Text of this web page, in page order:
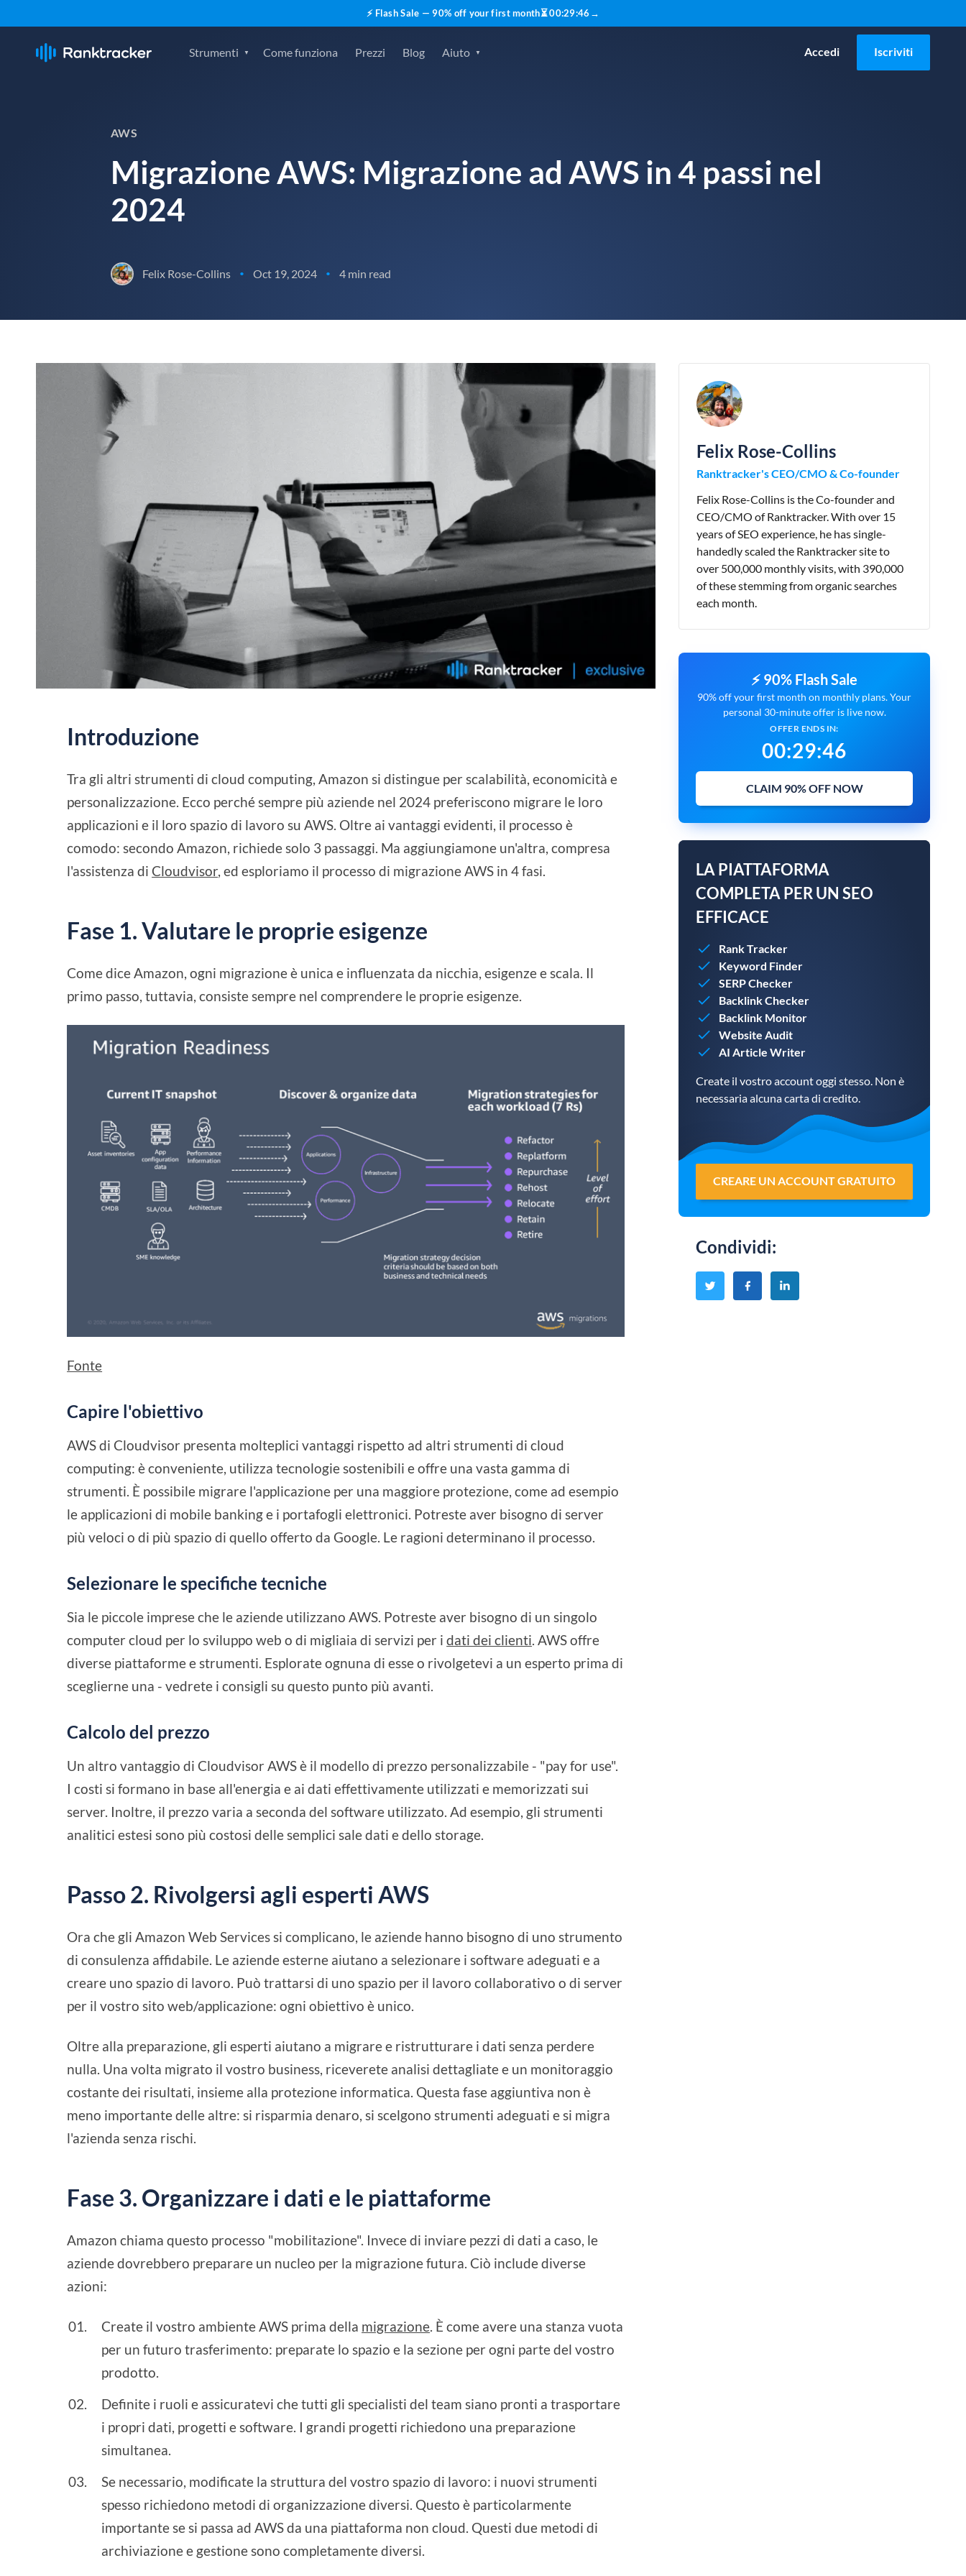
⚡ Flash Sale — 90% off your first month⏳00:29:45 →
Strumenti Come funziona Prezzi Blog Aiuto Accedi Iscriviti
AWS
Migrazione AWS: Migrazione ad AWS in 4 passi nel
2024
Felix Rose-Collins • Oct 19, 2024 • 4 min read
Introduzione
Tra gli altri strumenti di cloud computing, Amazon si distingue per scalabilità, economicità e
personalizzazione. Ecco perché sempre più aziende nel 2024 preferiscono migrare le loro
applicazioni e il loro spazio di lavoro su AWS. Oltre ai vantaggi evidenti, il processo è
comodo: secondo Amazon, richiede solo 3 passaggi. Ma aggiungiamone un'altra, compresa
l'assistenza di Cloudvisor , ed esploriamo il processo di migrazione AWS in 4 fasi.
Fase 1. Valutare le proprie esigenze
Come dice Amazon, ogni migrazione è unica e influenzata da nicchia, esigenze e scala. Il
primo passo, tuttavia, consiste sempre nel comprendere le proprie esigenze.
Fonte
Capire l'obiettivo
AWS di Cloudvisor presenta molteplici vantaggi rispetto ad altri strumenti di cloud
computing: è conveniente, utilizza tecnologie sostenibili e offre una vasta gamma di
strumenti. È possibile migrare l'applicazione per una maggiore protezione, come ad esempio
le applicazioni di mobile banking e i portafogli elettronici. Potreste aver bisogno di server
più veloci o di più spazio di quello offerto da Google. Le ragioni determinano il processo.
Selezionare le specifiche tecniche
Sia le piccole imprese che le aziende utilizzano AWS. Potreste aver bisogno di un singolo
computer cloud per lo sviluppo web o di migliaia di servizi per idati dei clienti. AWS offre
diverse piattaforme e strumenti. Esplorate ognuna di esse o rivolgetevi a un esperto prima di
sceglierne una - vedrete i consigli su questo punto più avanti.
Calcolo del prezzo
Un altro vantaggio di Cloudvisor AWS è il modello di prezzo personalizzabile - "pay for use".
I costi si formano in base all'energia e ai dati effettivamente utilizzati e memorizzati sui
server. Inoltre, il prezzo varia a seconda del software utilizzato. Ad esempio, gli strumenti
analitici estesi sono più costosi delle semplici sale dati e dello storage.
Passo 2. Rivolgersi agli esperti AWS
Ora che gli Amazon Web Services si complicano, le aziende hanno bisogno di uno strumento
di consulenza affidabile. Le aziende esterne aiutano a selezionare i software adeguati e a
creare uno spazio di lavoro. Può trattarsi di uno spazio per il lavoro collaborativo o di server
per il vostro sito web/applicazione: ogni obiettivo è unico.
Oltre alla preparazione, gli esperti aiutano a migrare e ristrutturare i dati senza perdere
nulla. Una volta migrato il vostro business, riceverete analisi dettagliate e un monitoraggio
costante dei risultati, insieme alla protezione informatica. Questa fase aggiuntiva non è
meno importante delle altre: si risparmia denaro, si scelgono strumenti adeguati e si migra
l'azienda senza rischi.
Fase 3. Organizzare i dati e le piattaforme
Amazon chiama questo processo "mobilitazione". Invece di inviare pezzi di dati a caso, le
aziende dovrebbero preparare un nucleo per la migrazione futura. Ciò include diverse
azioni:
Create il vostro ambiente AWS prima della migrazione. È come avere una stanza vuota
per un futuro trasferimento: preparate lo spazio e la sezione per ogni parte del vostro
prodotto.
Definite i ruoli e assicuratevi che tutti gli specialisti del team siano pronti a trasportare
i propri dati, progetti e software. I grandi progetti richiedono una preparazione
simultanea.
Se necessario, modificate la struttura del vostro spazio di lavoro: i nuovi strumenti
spesso richiedono metodi di organizzazione diversi. Questo è particolarmente
importante se si passa ad AWS da una piattaforma non cloud. Questi due metodi di
archiviazione e gestione sono completamente diversi.
Felix Rose-Collins
Ranktracker's CEO/CMO & Co-founder
Felix Rose-Collins is the Co-founder and
CEO/CMO of Ranktracker. With over 15
years of SEO experience, he has single-
handedly scaled the Ranktracker site to
over 500,000 monthly visits, with 390,000
of these stemming from organic searches
each month.
⚡ 90% Flash Sale
90% off your first month on monthly plans. Your
personal 30-minute offer is live now.
OFFER ENDS IN:
00:29:45
CLAIM 90% OFF NOW
LA PIATTAFORMA
COMPLETA PER UN SEO
EFFICACE
Rank Tracker
Keyword Finder
SERP Checker
Backlink Checker
Backlink Monitor
Website Audit
AI Article Writer
Create il vostro account oggi stesso. Non è
necessaria alcuna carta di credito.
CREARE UN ACCOUNT GRATUITO
Condividi: